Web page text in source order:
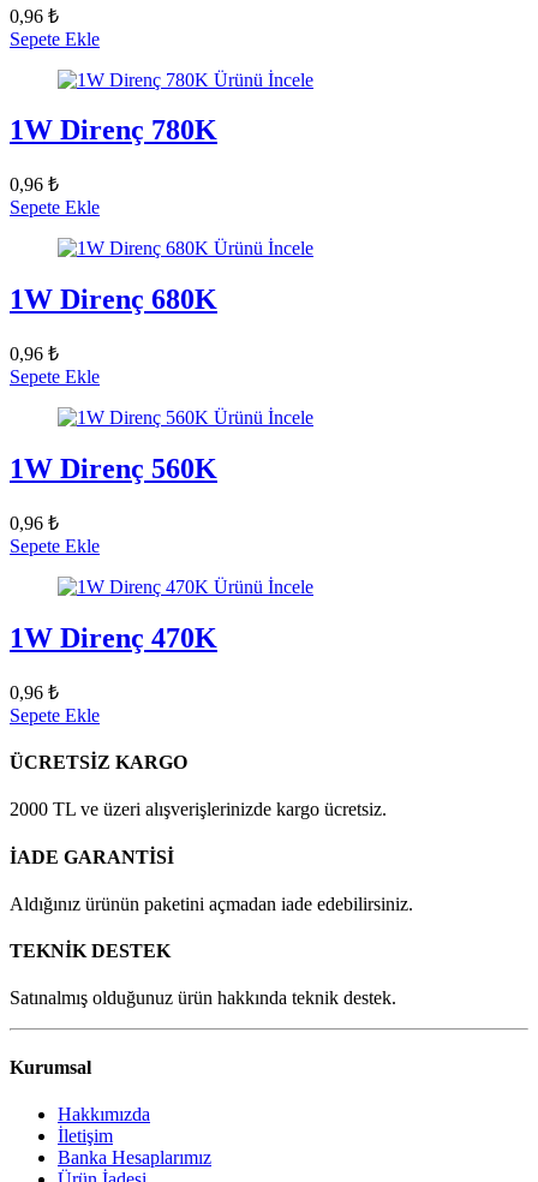
0,96 ₺
Sepete Ekle
Ürünü İncele
1W Direnç 780K
0,96 ₺
Sepete Ekle
Ürünü İncele
1W Direnç 680K
0,96 ₺
Sepete Ekle
Ürünü İncele
1W Direnç 560K
0,96 ₺
Sepete Ekle
Ürünü İncele
1W Direnç 470K
0,96 ₺
Sepete Ekle
ÜCRETSİZ KARGO
2000 TL ve üzeri alışverişlerinizde kargo ücretsiz.
İADE GARANTİSİ
Aldığınız ürünün paketini açmadan iade edebilirsiniz.
TEKNİK DESTEK
Satınalmış olduğunuz ürün hakkında teknik destek.
Kurumsal
Hakkımızda
İletişim
Banka Hesaplarımız